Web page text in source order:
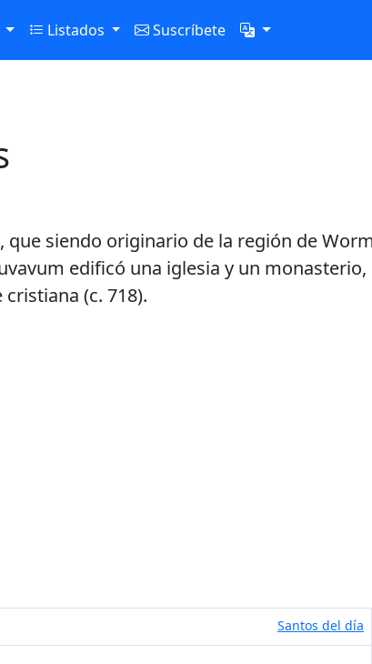
Listados Suscríbete
que siendo originario de la región de
edificó una iglesia y un
(c. 718).
Santos del día